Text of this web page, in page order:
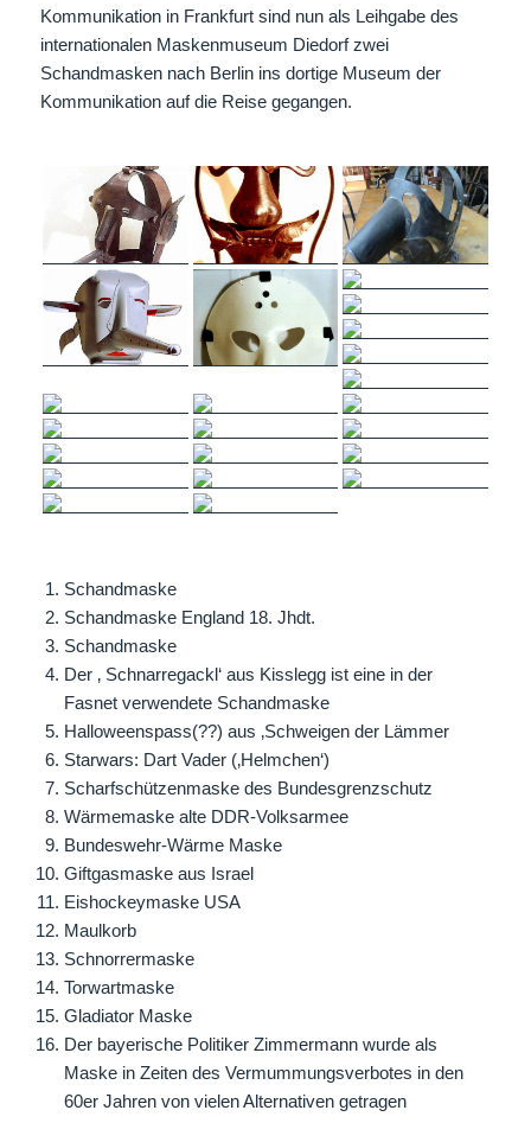
Kommunikation in Frankfurt sind nun als Leihgabe des
internationalen Maskenmuseum Diedorf zwei
Schandmasken nach Berlin ins dortige Museum der
Kommunikation auf die Reise gegangen.
Schandmaske
Schandmaske England 18. Jhdt.
Schandmaske
Der ‚ Schnarregackl‘ aus Kisslegg ist eine in der
Fasnet verwendete Schandmaske
Halloweenspass(??) aus ‚Schweigen der Lämmer
Starwars: Dart Vader (‚Helmchen‘)
Scharfschützenmaske des Bundesgrenzschutz
Wärmemaske alte DDR-Volksarmee
Bundeswehr-Wärme Maske
Giftgasmaske aus Israel
Eishockeymaske USA
Maulkorb
Schnorrermaske
Torwartmaske
Gladiator Maske
Der bayerische Politiker Zimmermann wurde als
Maske in Zeiten des Vermummungsverbotes in den
60er Jahren von vielen Alternativen getragen